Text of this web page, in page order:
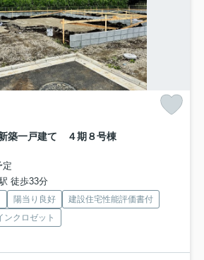
築一戸建て ４期 ８号棟
定
徒歩33分
陽当り良好
建設住宅性能評価書付
ンクロゼット